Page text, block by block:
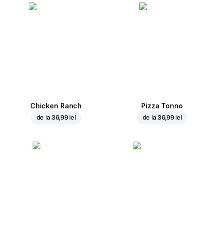
Chicken Ranch
de la 36,99 lei
Pizza Tonno
de la 36,99 lei